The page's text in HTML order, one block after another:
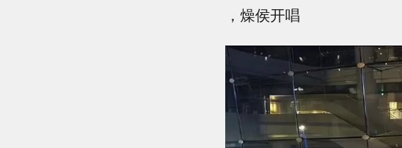
，燥侯开唱